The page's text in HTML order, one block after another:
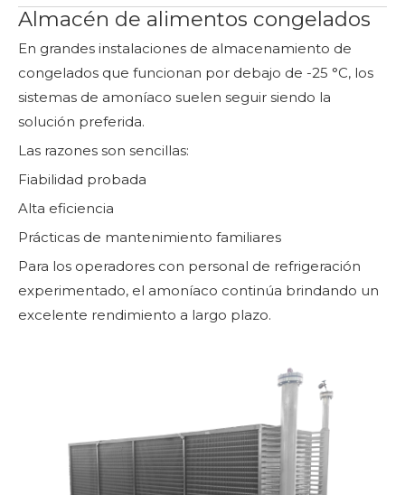
Almacén de alimentos congelados
En grandes instalaciones de almacenamiento de
congelados que funcionan por debajo de -25 °C, los
sistemas de amoníaco suelen seguir siendo la
solución preferida.
Las razones son sencillas:
Fiabilidad probada
Alta eficiencia
Prácticas de mantenimiento familiares
Para los operadores con personal de refrigeración
experimentado, el amoníaco continúa brindando un
excelente rendimiento a largo plazo.